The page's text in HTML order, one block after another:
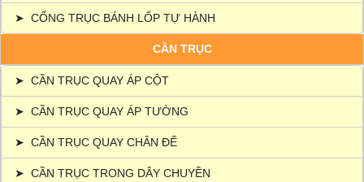
➤ CỔNG TRỤC BÁNH LỐP TỰ HÀNH
CẦN TRỤC
➤ CẦN TRỤC QUAY ÁP CỘT
➤ CẦN TRỤC QUAY ÁP TƯỜNG
➤ CẦN TRỤC QUAY CHÂN ĐẾ
➤ CẦN TRỤC TRONG DÂY CHUYỀN